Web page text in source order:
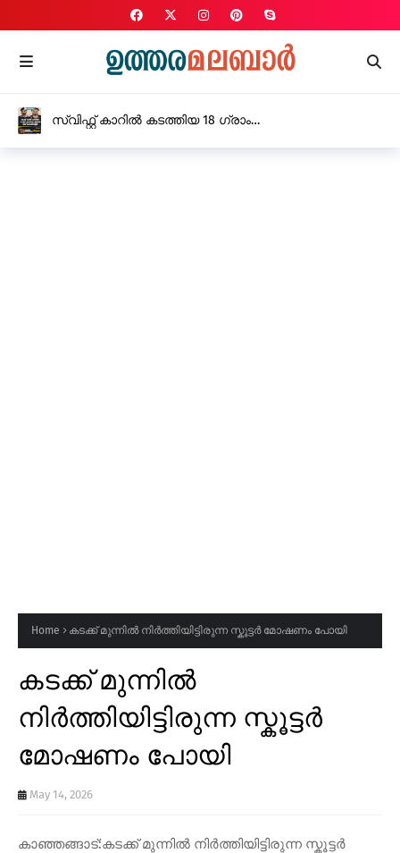
കാണാതായ പൊലീസുകാരനെ കണ്ടെത്തി നാട്ടിൽ
Home കടക്ക് മുന്നിൽ നിർത്തിയിട്ടിരുന്ന സ്കൂട്ടർ മോഷണം പോയി
കടക്ക് മുന്നിൽ
നിർത്തിയിട്ടിരുന്ന സ്കൂട്ടർ
മോഷണം പോയി
May 14, 2026
കാഞ്ഞങ്ങാട്:കടക്ക് മുന്നിൽ നിർത്തിയിട്ടിരുന്ന സ്കൂട്ടർ